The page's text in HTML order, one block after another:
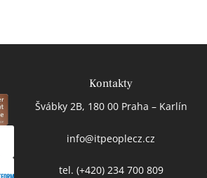
Kontakty
Švábky 2B, 180 00 Praha – Karlín
info@itpeoplecz.cz
tel. (+420) 234 700 809